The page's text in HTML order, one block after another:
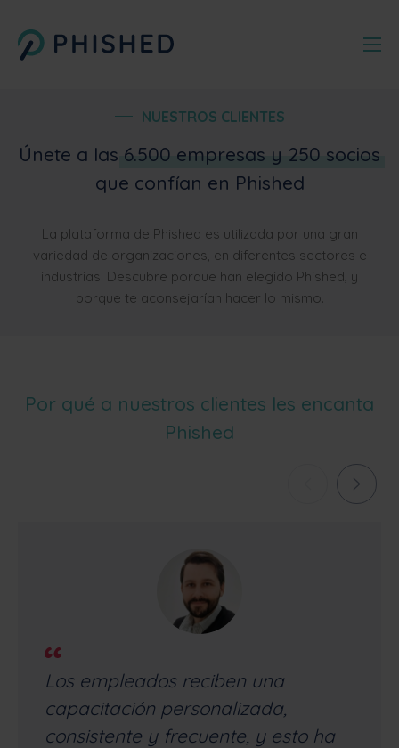
NUESTROS CLIENTES
Únete a las 6.500 empresas y 250 socios
que confían en Phished
La plataforma de Phished es utilizada por una gran
variedad de organizaciones, en diferentes sectores e
industrias. Descubre porque han elegido Phished, y
porque te aconsejarían hacer lo mismo.
Por qué a nuestros clientes les encanta
Phished
Los empleados reciben una
capacitación personalizada,
consistente y frecuente, y esto ha